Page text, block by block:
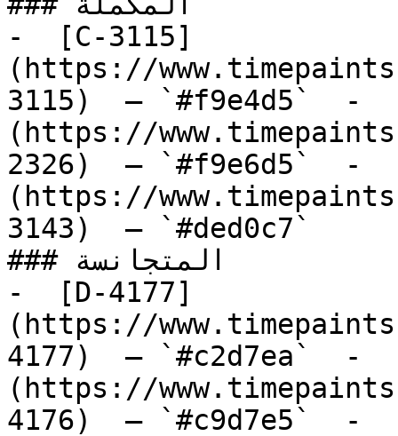
-  [C-3115]
(https://
3115)  — `#f9e4d5`  -
(https://
2326)  — `#f9e6d5`  -
(https://
3143)  — `#ded0c7`
### المتجانسة
-  [D-4177]
(https://
4177)  — `#c2d7ea`  -
(https://
4176)  — `#c9d7e5`  -